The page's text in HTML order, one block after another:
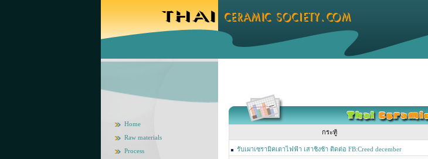
Home
Raw materials
Process
กระทู้
รับเผาเซรามิคเตาไฟฟ้า เสาชิงช้า ติดต่อ FB:Creed december